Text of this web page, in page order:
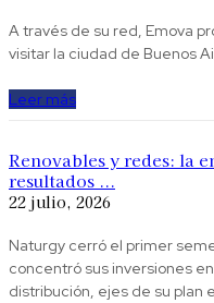
A través de su red, Emova
visitar la ciudad de Buenos
Leer más
Renovables y redes: la
resultados ...
22 julio, 2026
Naturgy cerró el primer
concentró sus inversiones
distribución, ejes de su plan